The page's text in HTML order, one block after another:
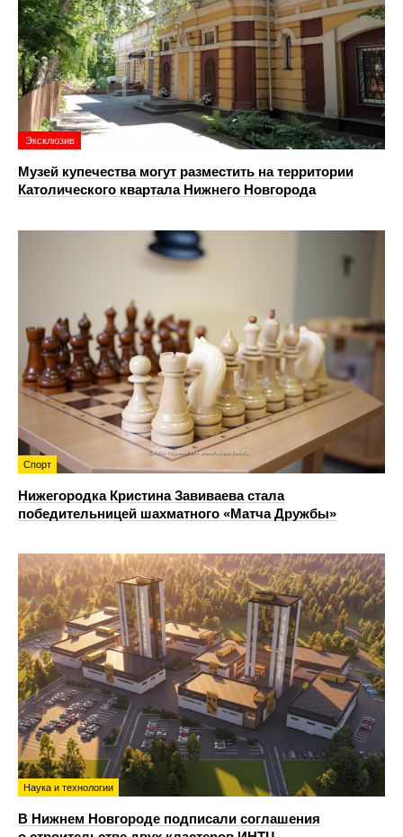
Эксклюзив
Музей купечества могут разместить на территории
Католического квартала Нижнего Новгорода
Спорт
Нижегородка Кристина Завиваева стала
победительницей шахматного «Матча Дружбы»
Наука и технологии
В Нижнем Новгороде подписали соглашения